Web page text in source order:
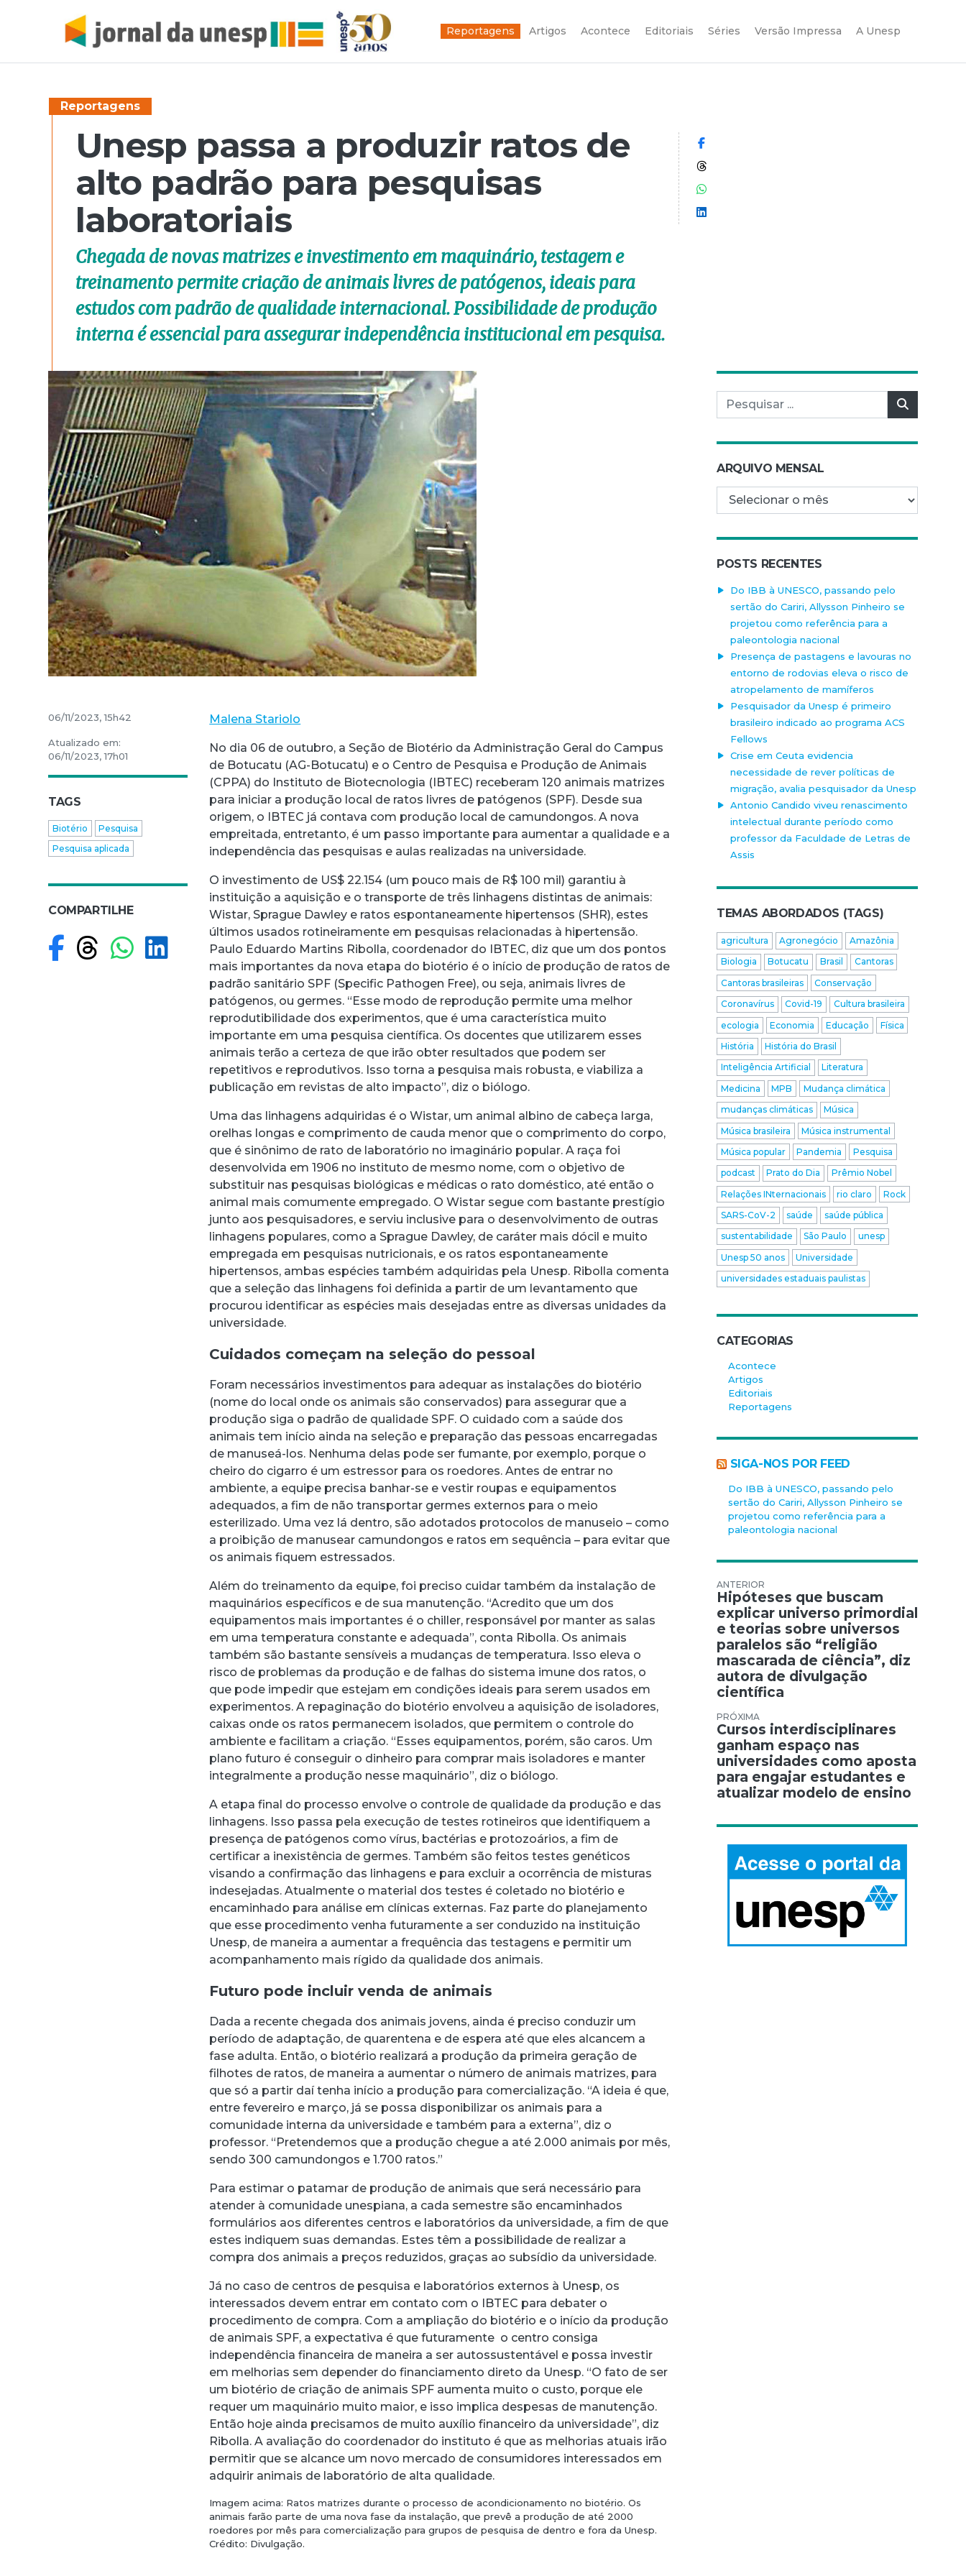
Reportagens Artigos Acontece Editoriais Séries Versão Impressa A Unesp
Reportagens
Unesp passa a produzir ratos de
alto padrão para pesquisas
laboratoriais
Chegada de novas matrizes e investimento em maquinário, testagem e
treinamento permite criação de animais livres de patógenos, ideais para
estudos com padrão de qualidade internacional. Possibilidade de produção
interna é essencial para assegurar independência institucional em pesquisa.
Compartilhar no Facebook
Compartilhar no Threads
Compartilhar no WhatsApp
Compartilhar no LinkedIn
Malena Stariolo
No dia 06 de outubro, a Seção de Biotério da Administração Geral do Campus
de Botucatu (AG-Botucatu) e o Centro de Pesquisa e Produção de Animais
(CPPA) do Instituto de Biotecnologia (IBTEC) receberam 120 animais matrizes
para iniciar a produção local de ratos livres de patógenos (SPF). Desde sua
origem, o IBTEC já contava com produção local de camundongos. A nova
empreitada, entretanto, é um passo importante para aumentar a qualidade e a
independência das pesquisas e aulas realizadas na universidade.
O investimento de US$ 22.154 (um pouco mais de R$ 100 mil) garantiu à
instituição a aquisição e o transporte de três linhagens distintas de animais:
Wistar, Sprague Dawley e ratos espontaneamente hipertensos (SHR), estes
últimos usados rotineiramente em pesquisas relacionadas à hipertensão.
Paulo Eduardo Martins Ribolla, coordenador do IBTEC, diz que um dos pontos
mais importantes da nova etapa do biotério é o início de produção de ratos de
padrão sanitário SPF (Specific Pathogen Free), ou seja, animais livres de
patógenos, ou germes. “Esse modo de reprodução permite uma melhor
reprodutibilidade dos experimentos, que é uma característica muito
importante em uma pesquisa científica. Os docentes que utilizarem esses
animais terão a certeza de que irão obter resultados que podem ser
repetitivos e reprodutivos. Isso torna a pesquisa mais robusta, e viabiliza a
publicação em revistas de alto impacto”, diz o biólogo.
Uma das linhagens adquiridas é o Wistar, um animal albino de cabeça larga,
orelhas longas e comprimento de cauda menor que o comprimento do corpo,
que é sinônimo de rato de laboratório no imaginário popular. A raça foi
desenvolvida em 1906 no instituto de mesmo nome, com o objetivo de
substituir nas pesquisas biológicas e médicas o rato doméstico, até então o
animal mais comumente empregado. O Wistar segue com bastante prestígio
junto aos pesquisadores, e serviu inclusive para o desenvolvimento de outras
linhagens populares, como a Sprague Dawley, de caráter mais dócil e muito
empregada em pesquisas nutricionais, e os ratos espontaneamente
hipertensos, ambas espécies também adquiridas pela Unesp. Ribolla comenta
que a seleção das linhagens foi definida a partir de um levantamento que
procurou identificar as espécies mais desejadas entre as diversas unidades da
universidade.
Cuidados começam na seleção do pessoal
Foram necessários investimentos para adequar as instalações do biotério
(nome do local onde os animais são conservados) para assegurar que a
produção siga o padrão de qualidade SPF. O cuidado com a saúde dos
animais tem início ainda na seleção e preparação das pessoas encarregadas
de manuseá-los. Nenhuma delas pode ser fumante, por exemplo, porque o
cheiro do cigarro é um estressor para os roedores. Antes de entrar no
ambiente, a equipe precisa banhar-se e vestir roupas e equipamentos
adequados, a fim de não transportar germes externos para o meio
esterilizado. Uma vez lá dentro, são adotados protocolos de manuseio – como
a proibição de manusear camundongos e ratos em sequência – para evitar que
os animais fiquem estressados.
Além do treinamento da equipe, foi preciso cuidar também da instalação de
maquinários específicos e de sua manutenção. “Acredito que um dos
equipamentos mais importantes é o chiller, responsável por manter as salas
em uma temperatura constante e adequada”, conta Ribolla. Os animais
também são bastante sensíveis a mudanças de temperatura. Isso eleva o
risco de problemas da produção e de falhas do sistema imune dos ratos, o
que pode impedir que estejam em condições ideais para serem usados em
experimentos. A repaginação do biotério envolveu a aquisição de isoladores,
caixas onde os ratos permanecem isolados, que permitem o controle do
ambiente e facilitam a criação. “Esses equipamentos, porém, são caros. Um
plano futuro é conseguir o dinheiro para comprar mais isoladores e manter
integralmente a produção nesse maquinário”, diz o biólogo.
A etapa final do processo envolve o controle de qualidade da produção e das
linhagens. Isso passa pela execução de testes rotineiros que identifiquem a
presença de patógenos como vírus, bactérias e protozoários, a fim de
certificar a inexistência de germes. Também são feitos testes genéticos
visando a confirmação das linhagens e para excluir a ocorrência de misturas
indesejadas. Atualmente o material dos testes é coletado no biotério e
encaminhado para análise em clínicas externas. Faz parte do planejamento
que esse procedimento venha futuramente a ser conduzido na instituição
Unesp, de maneira a aumentar a frequência das testagens e permitir um
acompanhamento mais rígido da qualidade dos animais.
Futuro pode incluir venda de animais
Dada a recente chegada dos animais jovens, ainda é preciso conduzir um
período de adaptação, de quarentena e de espera até que eles alcancem a
fase adulta. Então, o biotério realizará a produção da primeira geração de
filhotes de ratos, de maneira a aumentar o número de animais matrizes, para
que só a partir daí tenha início a produção para comercialização. “A ideia é que,
entre fevereiro e março, já se possa disponibilizar os animais para a
comunidade interna da universidade e também para a externa”, diz o
professor. “Pretendemos que a produção chegue a até 2.000 animais por mês,
sendo 300 camundongos e 1.700 ratos.”
Para estimar o patamar de produção de animais que será necessário para
atender à comunidade unespiana, a cada semestre são encaminhados
formulários aos diferentes centros e laboratórios da universidade, a fim de que
estes indiquem suas demandas. Estes têm a possibilidade de realizar a
compra dos animais a preços reduzidos, graças ao subsídio da universidade.
Já no caso de centros de pesquisa e laboratórios externos à Unesp, os
interessados devem entrar em contato com o IBTEC para debater o
procedimento de compra. Com a ampliação do biotério e o início da produção
de animais SPF, a expectativa é que futuramente o centro consiga
independência financeira de maneira a ser autossustentável e possa investir
em melhorias sem depender do financiamento direto da Unesp. “O fato de ser
um biotério de criação de animais SPF aumenta muito o custo, porque ele
requer um maquinário muito maior, e isso implica despesas de manutenção.
Então hoje ainda precisamos de muito auxílio financeiro da universidade”, diz
Ribolla. A avaliação do coordenador do instituto é que as melhorias atuais irão
permitir que se alcance um novo mercado de consumidores interessados em
adquirir animais de laboratório de alta qualidade.
Imagem acima: Ratos matrizes durante o processo de acondicionamento no biotério. Os
animais farão parte de uma nova fase da instalação, que prevê a produção de até 2000
roedores por mês para comercialização para grupos de pesquisa de dentro e fora da Unesp.
Crédito: Divulgação.
06/11/2023, 15h42
Atualizado em:
06/11/2023, 17h01
TAGS
Biotério
Pesquisa
Pesquisa aplicada
COMPARTILHE
Compartilhar no Facebook
Compartilhar no Threads
Compartilhar no WhatsApp
Compartilhar no LinkedIn
Pesquisar por:
ARQUIVO MENSAL
Arquivo mensal
POSTS RECENTES
Do IBB à UNESCO, passando pelo
sertão do Cariri, Allysson Pinheiro se
projetou como referência para a
paleontologia nacional
Presença de pastagens e lavouras no
entorno de rodovias eleva o risco de
atropelamento de mamíferos
Pesquisador da Unesp é primeiro
brasileiro indicado ao programa ACS
Fellows
Crise em Ceuta evidencia
necessidade de rever políticas de
migração, avalia pesquisador da Unesp
Antonio Candido viveu renascimento
intelectual durante período como
professor da Faculdade de Letras de
Assis
TEMAS ABORDADOS (TAGS)
agricultura Agronegócio
Amazônia
Biologia
Botucatu Brasil
Cantoras
Cantoras brasileiras
Conservação
Coronavírus
Covid-19
Cultura brasileira
ecologia
Economia Educação
Física
História
História do Brasil
Inteligência Artificial
Literatura
Medicina
MPB
Mudança climática
mudanças climáticas
Música
Música brasileira
Música instrumental
Música popular
Pandemia
Pesquisa
podcast
Prato do Dia
Prêmio Nobel
Relações INternacionais
rio claro
Rock
SARS-CoV-2
saúde
saúde pública
sustentabilidade
São Paulo
unesp
Unesp 50 anos
Universidade
universidades estaduais paulistas
CATEGORIAS
Acontece
Artigos
Editoriais
Reportagens
SIGA-NOS POR FEED
Do IBB à UNESCO, passando pelo
sertão do Cariri, Allysson Pinheiro se
projetou como referência para a
paleontologia nacional
Navegação de Post
Hipóteses que buscam
explicar universo primordial
e teorias sobre universos
paralelos são “religião
mascarada de ciência”, diz
autora de divulgação
científica
Cursos interdisciplinares
ganham espaço nas
universidades como aposta
para engajar estudantes e
atualizar modelo de ensino